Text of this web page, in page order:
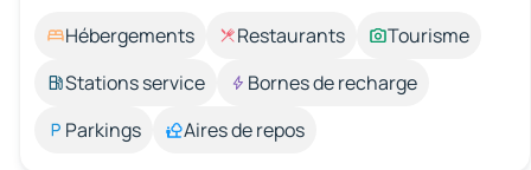
Hébergements Restaurants
Tourisme
Stations service
Bornes de recharge
Parkings
Aires de repos